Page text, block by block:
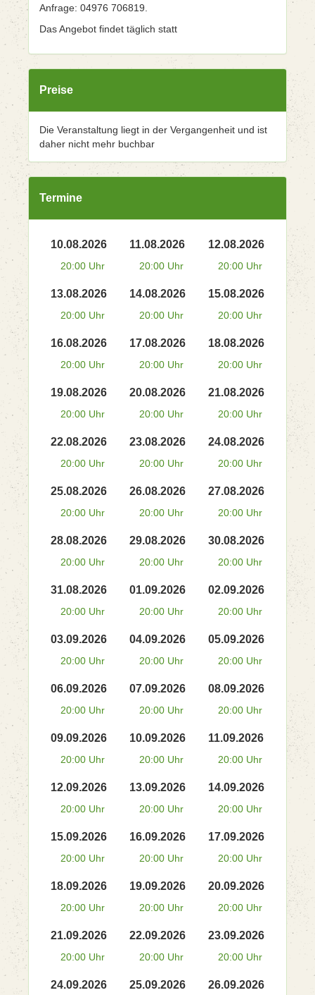
Anfrage: 04976 706819.
Das Angebot findet täglich statt
Preise
Die Veranstaltung liegt in der Vergangenheit und ist
daher nicht mehr buchbar
Termine
10.08.2026
20:00 Uhr
11.08.2026
20:00 Uhr
12.08.2026
20:00 Uhr
13.08.2026
20:00 Uhr
14.08.2026
20:00 Uhr
15.08.2026
20:00 Uhr
16.08.2026
20:00 Uhr
17.08.2026
20:00 Uhr
18.08.2026
20:00 Uhr
19.08.2026
20:00 Uhr
20.08.2026
20:00 Uhr
21.08.2026
20:00 Uhr
22.08.2026
20:00 Uhr
23.08.2026
20:00 Uhr
24.08.2026
20:00 Uhr
25.08.2026
20:00 Uhr
26.08.2026
20:00 Uhr
27.08.2026
20:00 Uhr
28.08.2026
20:00 Uhr
29.08.2026
20:00 Uhr
30.08.2026
20:00 Uhr
31.08.2026
20:00 Uhr
01.09.2026
20:00 Uhr
02.09.2026
20:00 Uhr
03.09.2026
20:00 Uhr
04.09.2026
20:00 Uhr
05.09.2026
20:00 Uhr
06.09.2026
20:00 Uhr
07.09.2026
20:00 Uhr
08.09.2026
20:00 Uhr
09.09.2026
20:00 Uhr
10.09.2026
20:00 Uhr
11.09.2026
20:00 Uhr
12.09.2026
20:00 Uhr
13.09.2026
20:00 Uhr
14.09.2026
20:00 Uhr
15.09.2026
20:00 Uhr
16.09.2026
20:00 Uhr
17.09.2026
20:00 Uhr
18.09.2026
20:00 Uhr
19.09.2026
20:00 Uhr
20.09.2026
20:00 Uhr
21.09.2026
20:00 Uhr
22.09.2026
20:00 Uhr
23.09.2026
20:00 Uhr
24.09.2026 25.09.2026 26.09.2026